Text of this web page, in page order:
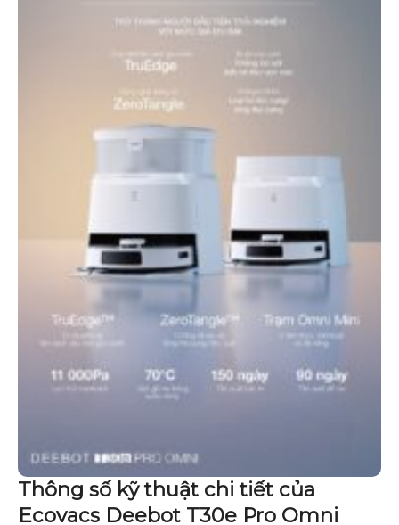
Thông số kỹ thuật chi tiết của
Ecovacs Deebot T30e Pro Omni